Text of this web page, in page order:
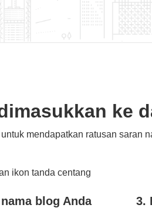
ke
mendapatkan ratusan saran
blog Anda 3.